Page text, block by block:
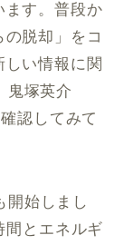
ます。普段か
脱却」をコ
い情報に関
鬼塚英介
認してみて
開始しまし
間とエネルギ